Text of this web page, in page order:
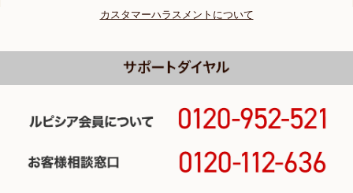
カスタマーハラスメントについて